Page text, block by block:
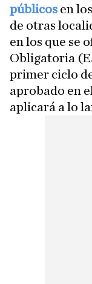
públicos en
de otras
en los que se
Obligatoria
primer ciclo
aprobado en
aplicará a lo